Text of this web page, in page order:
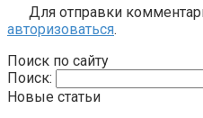
Для отправки
авторизоваться.
Поиск по сайту
Поиск:
Новые статьи